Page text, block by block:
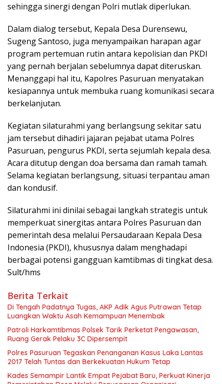
sehingga sinergi dengan Polri mutlak diperlukan.
Dalam dialog tersebut, Kepala Desa Durensewu,
Sugeng Santoso, juga menyampaikan harapan agar
program pertemuan rutin antara kepolisian dan PKDI
yang pernah berjalan sebelumnya dapat diteruskan.
Menanggapi hal itu, Kapolres Pasuruan menyatakan
kesiapannya untuk membuka ruang komunikasi secara
berkelanjutan.
Kegiatan silaturahmi yang berlangsung sekitar satu
jam tersebut dihadiri jajaran pejabat utama Polres
Pasuruan, pengurus PKDI, serta sejumlah kepala desa.
Acara ditutup dengan doa bersama dan ramah tamah.
Selama kegiatan berlangsung, situasi terpantau aman
dan kondusif.
Silaturahmi ini dinilai sebagai langkah strategis untuk
memperkuat sinergitas antara Polres Pasuruan dan
pemerintah desa melalui Persaudaraan Kepala Desa
Indonesia (PKDI), khususnya dalam menghadapi
berbagai potensi gangguan kamtibmas di tingkat desa.
Sult/hms
Berita Terkait
Di Tengah Padatnya Tugas, AKP Adik Agus Putrawan Tetap
Luangkan Waktu Asah Kemampuan Menembak
Patroli Harkamtibmas Polsek Tarik Perketat Pengawasan,
Ruang Gerak Pelaku 3C Dipersempit
Polres Pasuruan Tegaskan Penanganan Kasus Laka Lantas
2017 Telah Tuntas dan Berkekuatan Hukum Tetap
Kades Semampir Lantik Empat Pejabat Baru, Perkuat Kinerja